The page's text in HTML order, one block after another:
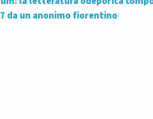
da un anonimo fiorentino